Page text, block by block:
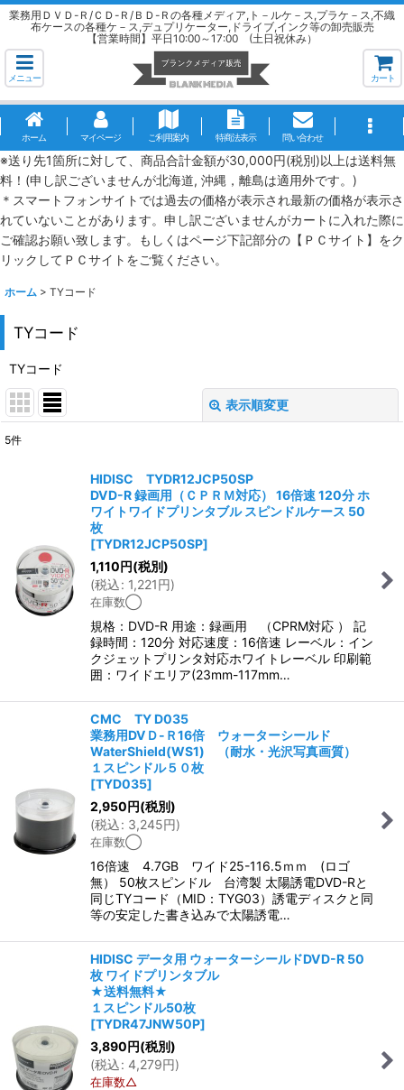
業務用ＤＶＤ-Ｒ/ＣＤ-Ｒ/ＢＤ-Ｒの各種メディア,ト－ルケ－ス,プラケ－ス,不織
布ケースの各種ケ－ス,デュプリケーター,ドライブ,インク等の卸売販売
【営業時間】平日10:00～17:00 (土日祝休み）
メニュー カート
ホーム マイページ ご利用案内 特商法表示 問い合わせ
※送り先1箇所に対して、商品合計金額が30,000円(税別)以上は送料無
料！(申し訳ございませんが北海道, 沖縄，離島は適用外です。)
＊スマートフォンサイトでは過去の価格が表示され最新の価格が表示さ
れていないことがあります。申し訳ございませんがカートに入れた際に
ご確認お願い致します。もしくはページ下記部分の【ＰＣサイト】をク
リックしてＰＣサイトをご覧ください。
ホーム > TYコード
TYコード
TYコード
表示順変更
絞り込む
5件
HIDISC TYDR12JCP50SP
DVD-R 録画用（ＣＰＲＭ対応） 16倍速 120分 ホ
ワイトワイドプリンタブル スピンドルケース 50
枚
[TYDR12JCP50SP]
1,110円(税別)
(税込: 1,221円)
在庫数◯
規格：DVD-R 用途：録画用 （CPRM対応 ） 記
録時間：120分 対応速度：16倍速 レーベル：イン
クジェットプリンタ対応ホワイトレーベル 印刷範
囲：ワイドエリア(23mm-117mm…
CMC TY D035
業務用DVＤ-Ｒ16倍 ウォーターシールド
WaterShield(WS1) （耐水・光沢写真画質）
１スピンドル５０枚
[TYD035]
2,950円(税別)
(税込: 3,245円)
在庫数◯
16倍速 4.7GB ワイド25-116.5ｍｍ (ロゴ
無） 50枚スピンドル 台湾製 太陽誘電DVD-Rと
同じTYコード（MID：TYG03）誘電ディスクと同
等の安定した書き込みで太陽誘電…
HIDISC データ用 ウォーターシールドDVD-R 50
枚 ワイドプリンタブル
★送料無料★
１スピンドル50枚
[TYDR47JNW50P]
3,890円(税別)
(税込: 4,279円)
在庫数△